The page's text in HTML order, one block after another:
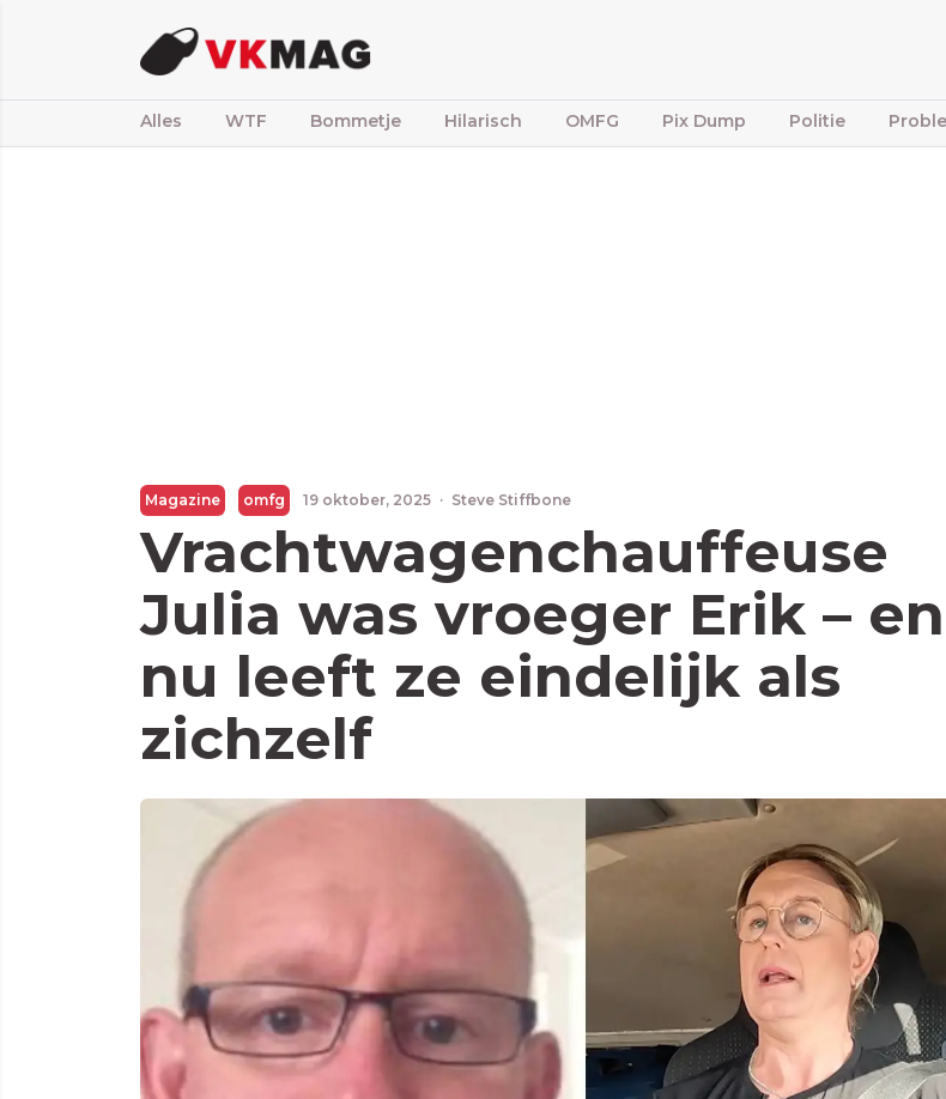
Alles WTF Bommetje Hilarisch OMFG Pix Dump Politie
Magazine omfg 19 oktober, 2025 · Steve Stiffbone
Vrachtwagenchauffeuse
Julia was vroeger Erik – en
nu leeft ze eindelijk als
zichzelf